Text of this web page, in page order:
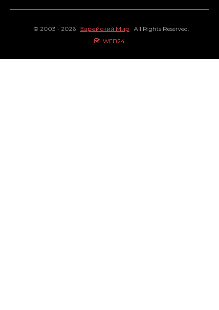
© 2003 - 2026 Еврейский Мир All Rights Reserved.
WEB24